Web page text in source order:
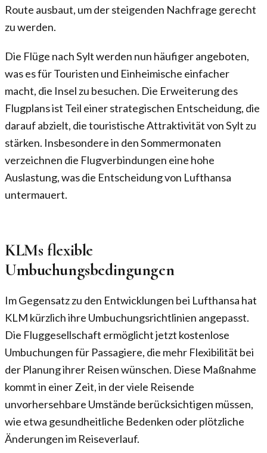
Route ausbaut, um der steigenden Nachfrage gerecht
zu werden.
Die Flüge nach Sylt werden nun häufiger angeboten,
was es für Touristen und Einheimische einfacher
macht, die Insel zu besuchen. Die Erweiterung des
Flugplans ist Teil einer strategischen Entscheidung, die
darauf abzielt, die touristische Attraktivität von Sylt zu
stärken. Insbesondere in den Sommermonaten
verzeichnen die Flugverbindungen eine hohe
Auslastung, was die Entscheidung von Lufthansa
untermauert.
KLMs flexible
Umbuchungsbedingungen
Im Gegensatz zu den Entwicklungen bei Lufthansa hat
KLM kürzlich ihre Umbuchungsrichtlinien angepasst.
Die Fluggesellschaft ermöglicht jetzt kostenlose
Umbuchungen für Passagiere, die mehr Flexibilität bei
der Planung ihrer Reisen wünschen. Diese Maßnahme
kommt in einer Zeit, in der viele Reisende
unvorhersehbare Umstände berücksichtigen müssen,
wie etwa gesundheitliche Bedenken oder plötzliche
Änderungen im Reiseverlauf.